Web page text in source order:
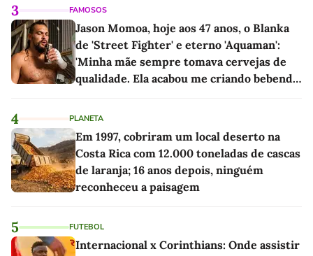
3 FAMOSOS
Jason Momoa, hoje aos 47 anos, o Blanka
de 'Street Fighter' e eterno 'Aquaman':
'Minha mãe sempre tomava cervejas de
qualidade. Ela acabou me criando bebendo
4 PLANETA
Em 1997, cobriram um local deserto na
Costa Rica com 12.000 toneladas de cascas
de laranja; 16 anos depois, ninguém
reconheceu a paisagem
5 FUTEBOL
Internacional x Corinthians: Onde assistir